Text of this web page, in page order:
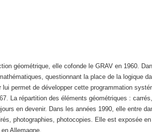
géométrique, elle cofonde le GRAV en 1960.
questionnant la place de la logique
permet de développer cette programmation
La répartition des éléments géométriques :
en devenir. Dans les années 1990, elle entre
photographies, photocopies. Elle est exposée
Allemagne.